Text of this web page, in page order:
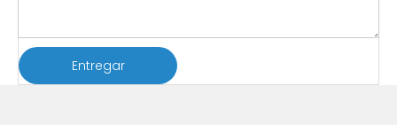
Entregar